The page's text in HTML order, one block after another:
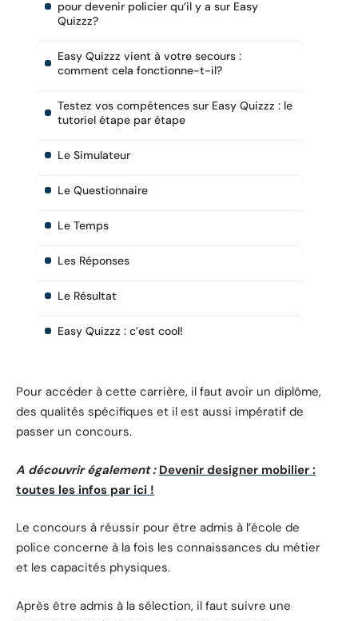
pour devenir policier qu’il y a sur Easy
Quizzz?
Easy Quizzz vient à votre secours :
comment cela fonctionne-t-il?
Testez vos compétences sur Easy Quizzz : le
tutoriel étape par étape
Le Simulateur
Le Questionnaire
Le Temps
Les Réponses
Le Résultat
Easy Quizzz : c’est cool!
Pour accéder à cette carrière, il faut avoir un diplôme,
des qualités spécifiques et il est aussi impératif de
passer un concours.
A découvrir également : Devenir designer mobilier :
toutes les infos par ici !
Le concours à réussir pour être admis à l’école de
police concerne à la fois les connaissances du métier
et les capacités physiques.
Après être admis à la sélection, il faut suivre une